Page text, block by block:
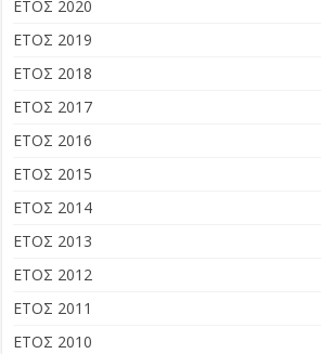
ΕΤΟΣ 2020
ΕΤΟΣ 2019
ΕΤΟΣ 2018
ΕΤΟΣ 2017
ΕΤΟΣ 2016
ΕΤΟΣ 2015
ΕΤΟΣ 2014
ΕΤΟΣ 2013
ΕΤΟΣ 2012
ΕΤΟΣ 2011
ΕΤΟΣ 2010